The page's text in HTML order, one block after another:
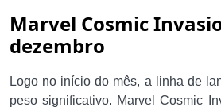
Marvel Cosmic
dezembro
Logo no início do mês, a linha de
peso significativo. Marvel Cosmic